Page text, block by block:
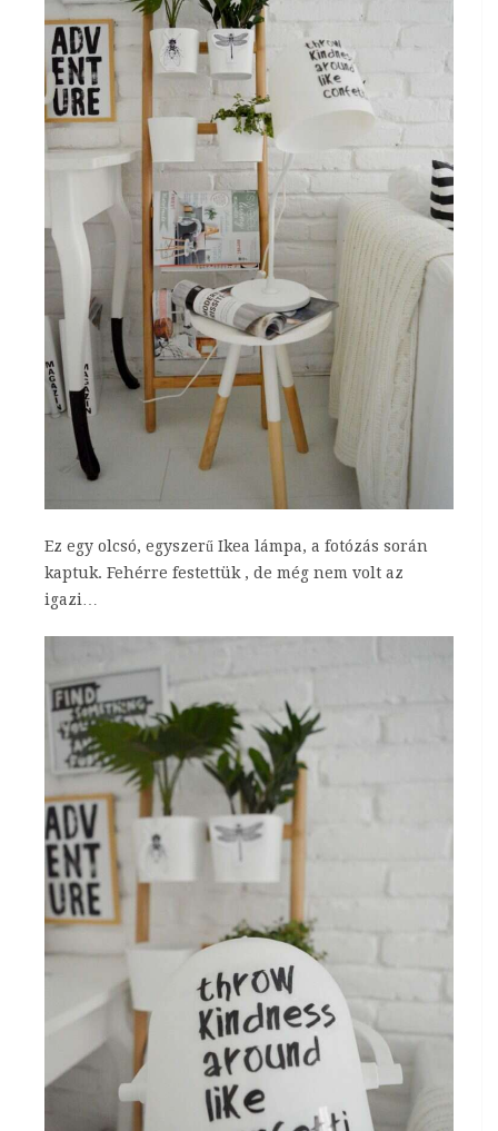
Ez egy olcsó, egyszerű Ikea lámpa, a fotózás során
kaptuk. Fehérre festettük , de még nem volt az
igazi…